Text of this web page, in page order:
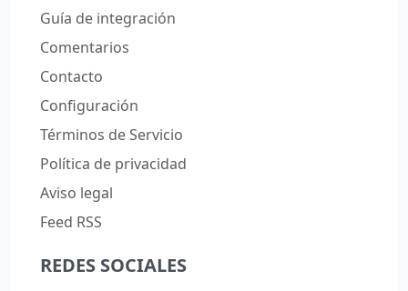
Guía de integración
Comentarios
Contacto
Configuración
Términos de Servicio
Política de privacidad
Aviso legal
Feed RSS
REDES SOCIALES